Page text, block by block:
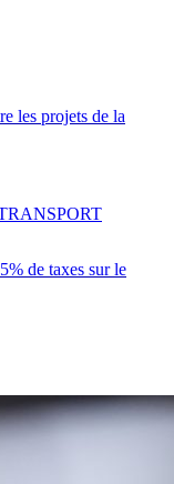
les projets de la
de taxes sur le